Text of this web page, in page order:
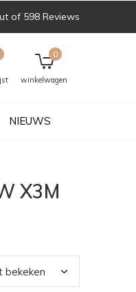
NIEUWS
winkelwagen
0
of 598 Reviews
X3M